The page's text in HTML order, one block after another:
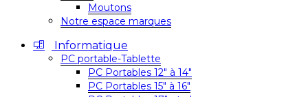
Moutons
Notre espace marques
Informatique
PC portable-Tablette
PC Portables 12″ à 14″
PC Portables 15″ à 16″